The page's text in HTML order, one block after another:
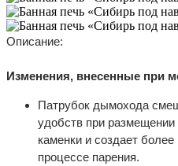
Описание:
Изменения, внесенные при
Патрубок дымохода
удобств при размещении
каменки и создает
процессе парения.